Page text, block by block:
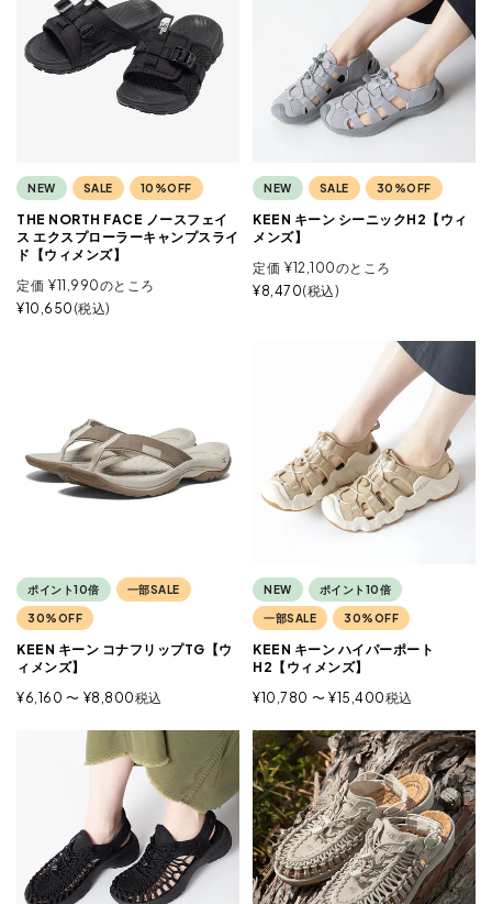
NEW SALE 10%OFF
THE NORTH FACE ノースフェイ
ス エクスプローラーキャンプスライ
ド【ウィメンズ】
定価 ¥11,990のところ
¥10,650 税込
NEW SALE 30%OFF
KEEN キーン シーニックH2【ウィ
メンズ】
定価 ¥12,100のところ
¥8,470 税込
ポイント10倍 一部SALE
30%OFF
KEEN キーン コナフリップTG【ウ
ィメンズ】
¥6,160 〜 ¥8,800税込
NEW ポイント10倍
一部SALE 30%OFF
KEEN キーン ハイパーポート
H2【ウィメンズ】
¥10,780 〜 ¥15,400税込